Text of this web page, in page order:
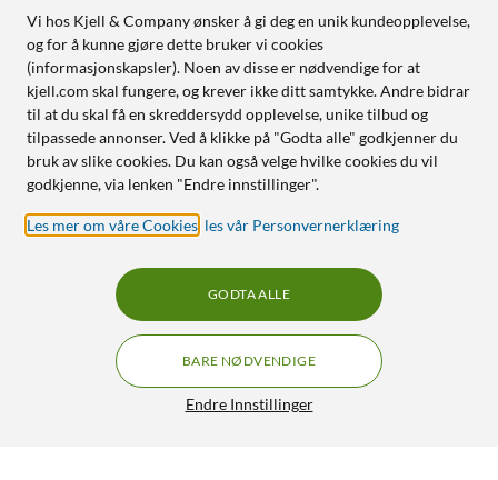
Vi hos Kjell & Company ønsker å gi deg en unik kundeopplevelse,
og for å kunne gjøre dette bruker vi cookies
(informasjonskapsler). Noen av disse er nødvendige for at
kjell.com skal fungere, og krever ikke ditt samtykke. Andre bidrar
til at du skal få en skreddersydd opplevelse, unike tilbud og
tilpassede annonser. Ved å klikke på "Godta alle" godkjenner du
bruk av slike cookies. Du kan også velge hvilke cookies du vil
godkjenne, via lenken "Endre innstillinger".
Les mer om våre Cookies les vår Personvernerklæring
Endre Innstillinger
BARE NØDVENDIGE
GODTA ALLE